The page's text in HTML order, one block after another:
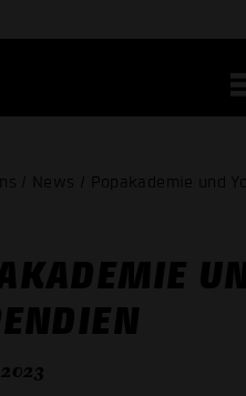
/ News / Popakademie und